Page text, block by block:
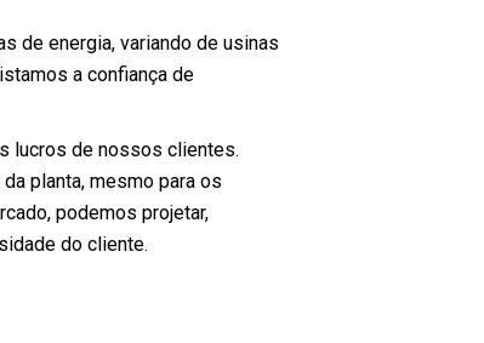
de energia, variando de usinas
a confiança de
lucros de nossos clientes.
planta, mesmo para os
podemos projetar,
do cliente.